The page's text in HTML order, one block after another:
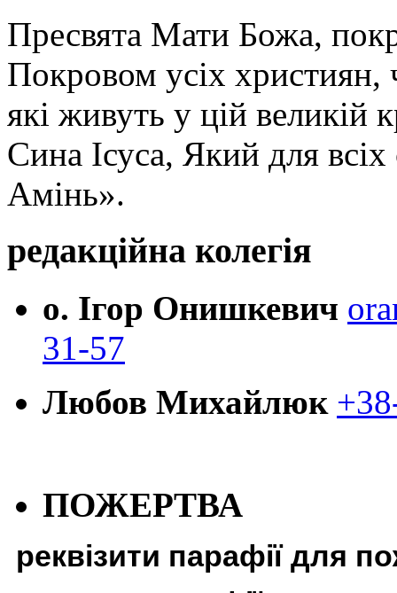
Пресвята Мати Божа,
Покровом усіх християн,
які живуть у цій великій
Сина Ісуса, Який для
Амінь».
редакційна колегія
о. Ігор Онишкевич
31-57
Любов Михайлюк
ПОЖЕРТВА
реквізити парафії для